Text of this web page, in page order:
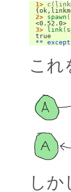
1> c (
2> spawn (
<0.52.0>
3>
link(
true
**
これ
しか